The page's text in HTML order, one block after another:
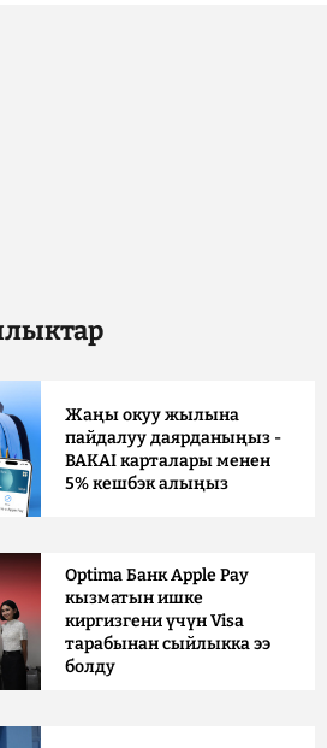
Жаңы окуу жылына
пайдалуу даярданыңыз -
BAKAI карталары менен
5% кешбэк алыңыз
Optima Банк Apple Pay
кызматын ишке
киргизгени үчүн Visa
тарабынан сыйлыкка ээ
болду